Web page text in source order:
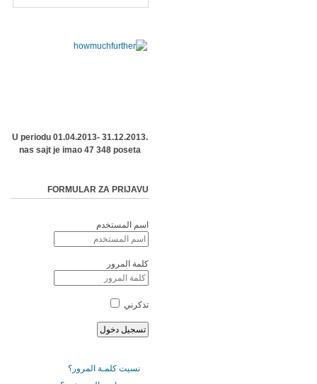
U periodu 01.04.2013- 31.12.2013.
nas sajt je imao 47 348 poseta
FORMULAR ZA PRIJAVU
اسم المستخدم
كلمة المرور
تذكرني
نسيت كلمـة المرور؟